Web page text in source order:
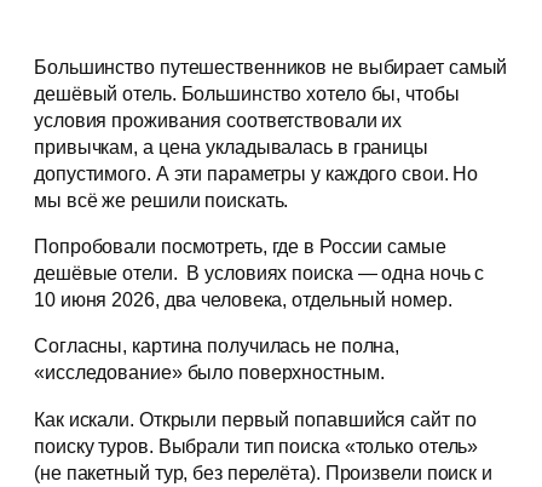
Большинство путешественников не выбирает самый
дешёвый отель. Большинство хотело бы, чтобы
условия проживания соответствовали их
привычкам, а цена укладывалась в границы
допустимого. А эти параметры у каждого свои. Но
мы всё же решили поискать.
Попробовали посмотреть, где в России самые
дешёвые отели. В условиях поиска — одна ночь с
10 июня 2026, два человека, отдельный номер.
Согласны, картина получилась не полна,
«исследование» было поверхностным.
Как искали. Открыли первый попавшийся сайт по
поиску туров. Выбрали тип поиска «только отель»
(не пакетный тур, без перелёта). Произвели поиск и